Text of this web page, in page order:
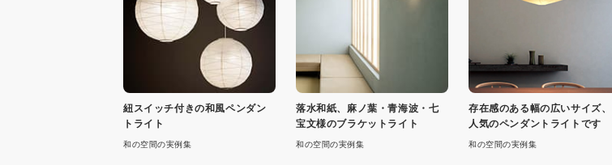
紐スイッチ付きの和風ペンダン
トライト
和の空間の実例集
落水和紙、麻ノ葉・青海波・七
宝文様のブラケットライト
和の空間の実例集
存在感のある幅の広いサイズ、
人気のペンダントライトです
和の空間の実例集